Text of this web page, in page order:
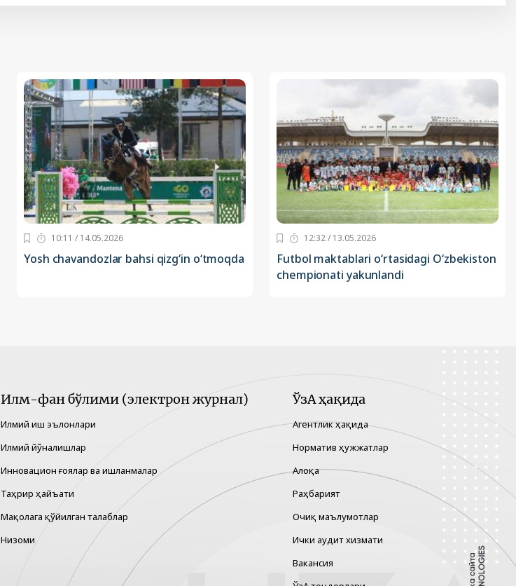
10:11 / 14.05.2026
Yosh chavandozlar bahsi qizg‘in o‘tmoqda
12:32 / 13.05.2026
Futbol maktablari o‘rtasidagi O‘zbekiston
chempionati yakunlandi
Илм-фан бўлими (электрон журнал)
Илмий иш эълонлари
Илмий йўналишлар
Инновацион ғоялар ва ишланмалар
Таҳрир ҳайъати
Мақолага қўйилган талаблар
Низоми
ЎзА ҳақида
Агентлик ҳақида
Норматив ҳужжатлар
Алоқа
Раҳбарият
Очиқ маълумотлар
Ички аудит хизмати
Вакансия